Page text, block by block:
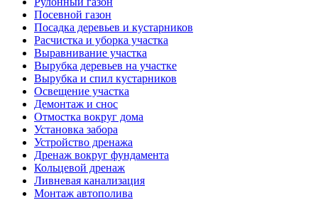
Посевной газон
Посадка деревьев и кустарников
Расчистка и уборка участка
Выравнивание участка
Вырубка деревьев на участке
Вырубка и спил кустарников
Освещение участка
Демонтаж и снос
Отмостка вокруг дома
Установка забора
Устройство дренажа
Дренаж вокруг фундамента
Кольцевой дренаж
Ливневая канализация
Монтаж автополива